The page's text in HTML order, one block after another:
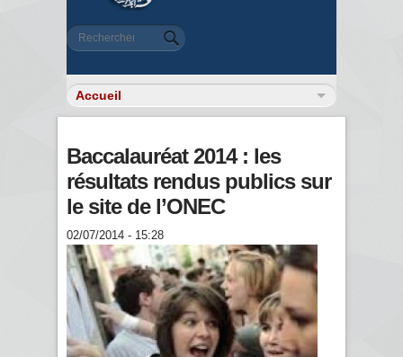
Formulaire de recherche
Rechercher
Baccalauréat 2014 : les
résultats rendus publics sur
le site de l’ONEC
02/07/2014 - 15:28